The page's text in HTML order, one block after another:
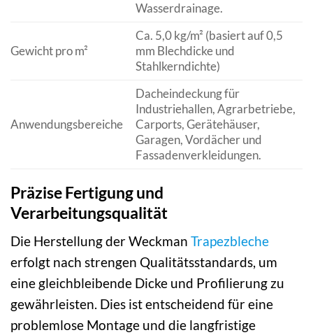
Wasserdrainage.
Gewicht pro m²
Ca. 5,0 kg/m² (basiert auf 0,5
mm Blechdicke und
Stahlkerndichte)
Anwendungsbereiche
Dacheindeckung für
Industriehallen, Agrarbetriebe,
Carports, Gerätehäuser,
Garagen, Vordächer und
Fassadenverkleidungen.
Präzise Fertigung und
Verarbeitungsqualität
Die Herstellung der Weckman Trapezbleche
erfolgt nach strengen Qualitätsstandards, um
eine gleichbleibende Dicke und Profilierung zu
gewährleisten. Dies ist entscheidend für eine
problemlose Montage und die langfristige